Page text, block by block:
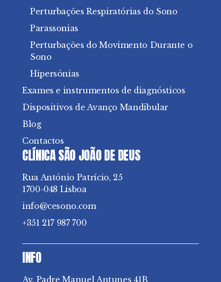
Perturbações Respiratórias do Sono
Parassonias
Perturbações do Movimento Durante o
Sono
Hipersónias
Exames e instrumentos de diagnósticos
Dispositivos de Avanço Mandibular
Blog
Contactos
CLÍNICA SÃO JOÃO DE DEUS
Rua António Patrício, 25
1700-048 Lisboa
info@cesono.com
+351 217 987 700
INFO
Av. Padre Manuel Antunes 41B